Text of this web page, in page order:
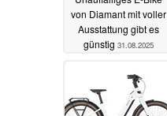
von Diamant mit voller
Ausstattung gibt es
günstig 31.08.2025